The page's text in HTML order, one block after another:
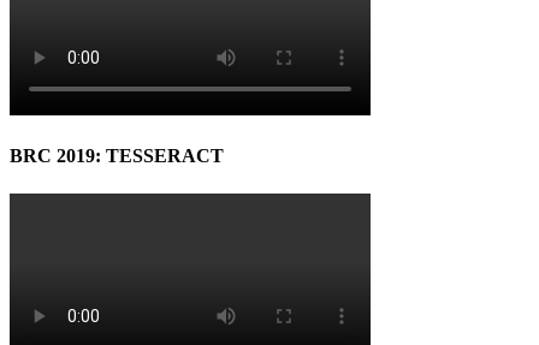
BRC 2019: TESSERACT